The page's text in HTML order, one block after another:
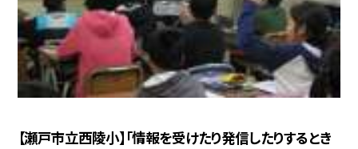
【瀬戸市立西陵小】「情報を受けたり発信したりするとき